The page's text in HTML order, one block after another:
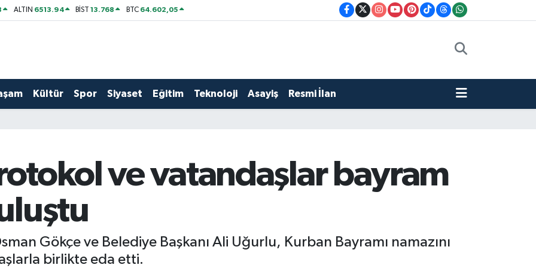
ALTIN 6513.94 BİST13.768 BTC 64.602,05
Kültür Spor Siyaset Eğitim Teknoloji Asayiş Resmi İlan
ve vatandaşlar bayram
Gökçe ve Belediye Başkanı Ali Uğurlu, Kurban Bayramı namazını
birlikte eda etti.